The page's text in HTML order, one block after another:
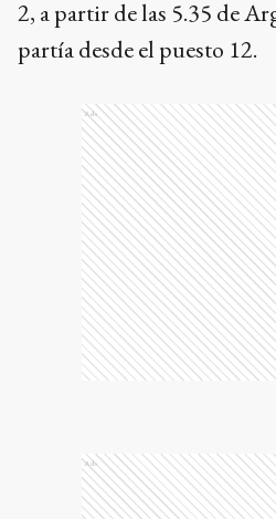
2, a partir de las 5.35 de
partía desde el puesto 12.
Ads
Ads